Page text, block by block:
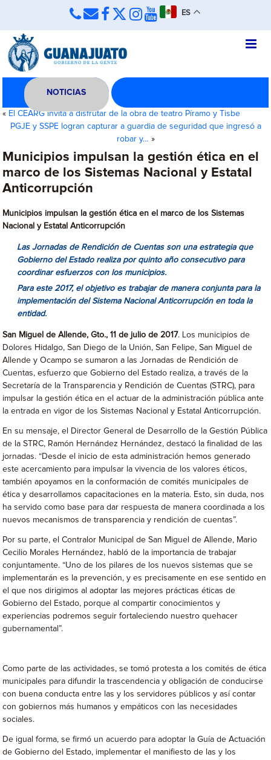
ES
NOTICIAS
« El CEARG invita a disfrutar de la obra de teatro Píramo y Tisbe
PGJE y SSPE logran capturar a guardia de seguridad que ingresó a
robar y… »
Municipios impulsan la gestión ética en el
marco de los Sistemas Nacional y Estatal
Anticorrupción
Municipios impulsan la gestión ética en el marco de los Sistemas
Nacional y Estatal Anticorrupción
Las Jornadas de Rendición de Cuentas son una estrategia que
Gobierno del Estado realiza por quinto año consecutivo para
coordinar esfuerzos con los municipios.
Para este 2017, el objetivo es trabajar de manera conjunta para la
implementación del Sistema Nacional Anticorrupción en toda la
entidad.
San Miguel de Allende, Gto., 11 de julio de 2017. Los municipios de
Dolores Hidalgo, San Diego de la Unión, San Felipe, San Miguel de
Allende y Ocampo se sumaron a las Jornadas de Rendición de
Cuentas, esfuerzo que Gobierno del Estado realiza, a través de la
Secretaría de la Transparencia y Rendición de Cuentas (STRC), para
impulsar la gestión ética en el actuar de la administración pública ante
la entrada en vigor de los Sistemas Nacional y Estatal Anticorrupción.
En su mensaje, el Director General de Desarrollo de la Gestión Pública
de la STRC, Ramón Hernández Hernández, destacó la finalidad de las
jornadas. “Desde el inicio de esta administración hemos generado
este acercamiento para impulsar la vivencia de los valores éticos,
también apoyamos en la conformación de comités municipales de
ética y desarrollamos capacitaciones en la materia. Esto, sin duda, nos
ha servido como base para dar respuesta de manera coordinada a los
nuevos mecanismos de transparencia y rendición de cuentas”.
Por su parte, el Contralor Municipal de San Miguel de Allende, Mario
Cecilio Morales Hernández, habló de la importancia de trabajar
conjuntamente. “Uno de los pilares de los nuevos sistemas que se
implementarán es la prevención, y es precisamente en ese sentido en
el que nos dirigimos al adoptar las mejores prácticas éticas de
Gobierno del Estado, porque al compartir conocimientos y
experiencias podremos seguir fortaleciendo nuestro quehacer
gubernamental”.
Como parte de las actividades, se tomó protesta a los comités de ética
municipales para difundir la trascendencia y obligación de conducirse
con buena conducta entre las y los servidores públicos y así contar
con gobiernos más humanos y empáticos con las necesidades
sociales.
De igual forma, se firmó un acuerdo para adoptar la Guía de Actuación
de Gobierno del Estado, implementar el manifiesto de las y los